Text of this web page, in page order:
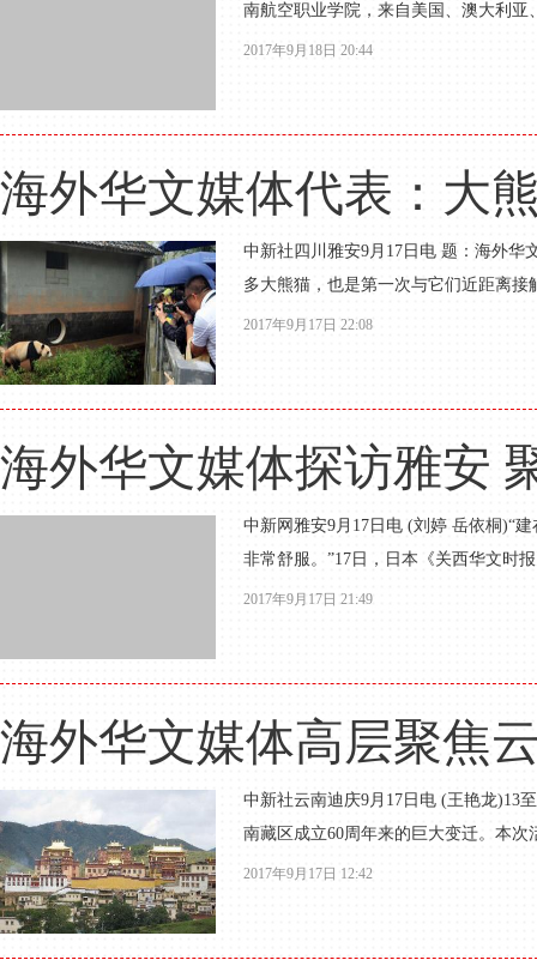
南航空职业学院，来自美国、澳大利
2017年9月18日 20:44
海外华文媒体代表：大
中新社四川雅安9月17日电 题：海外华
多大熊猫，也是第一次与它们近距离
2017年9月17日 22:08
海外华文媒体探访雅安
中新网雅安9月17日电 (刘婷 岳依桐)“
非常舒服。”17日，日本《关西华文时
2017年9月17日 21:49
海外华文媒体高层聚焦
中新社云南迪庆9月17日电 (王艳龙)13
南藏区成立60周年来的巨大变迁。本
2017年9月17日 12:42